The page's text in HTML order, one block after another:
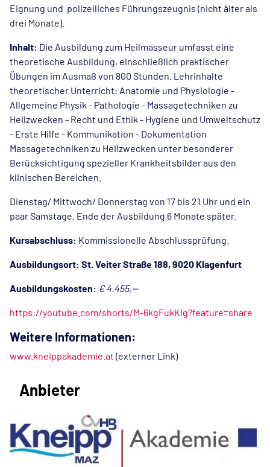
Eignung und polizeiliches Führungszeugnis (nicht älter als
drei Monate).
Inhalt: Die Ausbildung zum Heilmasseur umfasst eine
theoretische Ausbildung, einschließlich praktischer
Übungen im Ausmaß von 800 Stunden. Lehrinhalte
theoretischer Unterricht: Anatomie und Physiologie -
Allgemeine Physik - Pathologie - Massagetechniken zu
Heilzwecken - Recht und Ethik - Hygiene und Umweltschutz
- Erste Hilfe - Kommunikation - Dokumentation
Massagetechniken zu Heilzwecken unter besonderer
Berücksichtigung spezieller Krankheitsbilder aus den
klinischen Bereichen.
Dienstag/ Mittwoch/ Donnerstag von 17 bis 21 Uhr und ein
paar Samstage. Ende der Ausbildung 6 Monate später.
Kursabschluss: Kommissionelle Abschlussprüfung.
Ausbildungsort: St. Veiter Straße 188, 9020 Klagenfurt
Ausbildungskosten: € 4.455,--
https://youtube.com/shorts/M-6kgFukKIg?feature=share
Weitere Informationen:
www.kneippakademie.at (externer Link)
Anbieter